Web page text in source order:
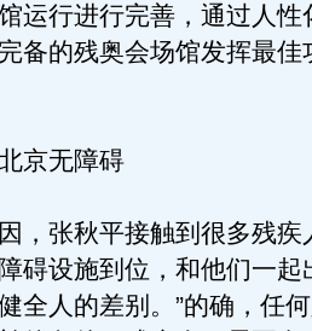
运行进行完善，通过人性
备的残奥会场馆发挥最佳
京无障碍
张秋平接触到很多残疾
碍设施到位，和他们一起
全人的差别。”的确，任